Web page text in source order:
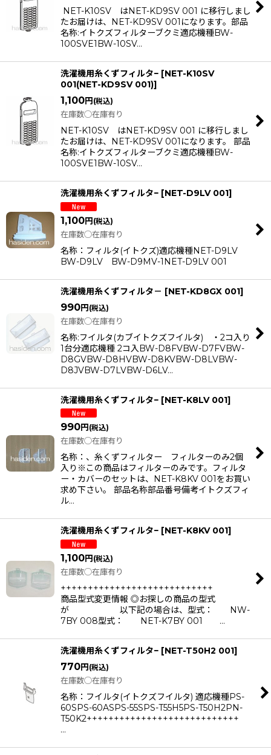
NET-K10SV はNET-KD9SV 001 に移行しまし
たお届けは、NET-KD9SV 001になります。部品
名称:イトクズフィルターブクミ適応機種BW-
100SVE1BW-10SV…
洗濯機用糸くずフィルタ− [NET-K10SV
001(NET-KD9SV 001)]
1,100円 (税込)
在庫数◯在庫有り
NET-K10SV はNET-KD9SV 001 に移行しまし
たお届けは、NET-KD9SV 001になります。 部品
名称:イトクズフィルターブクミ適応機種BW-
100SVE1BW-10SV…
洗濯機用糸くずフィルタ− [NET-D9LV 001]
1,100円(税込)
在庫数◯在庫有り
名称：フィルタ(イトクズ)適応機種NET-D9LV
BW-D9LV BW-D9MV-1NET-D9LV 001
洗濯機用糸くずフィルタ－ [NET-KD8GX 001]
990円(税込)
在庫数◯在庫有り
名称:フイルタ(カブイトクズフイルタ) ・2コ入り
1台分適応機種 2コ入BW-D8FVBW-D7FVBW-
D8GVBW-D8HVBW-D8KVBW-D8LVBW-
D8JVBW-D7LVBW-D6LV…
洗濯機用糸くずフィルタ− [NET-K8LV 001]
990円 (税込)
在庫数◯在庫有り
名称：、糸くずフィルター フィルターのみ2個
入り※この商品はフィルターのみです。フィルタ
ー・カバーのセットは、NET-K8KV 001をお買い
求め下さい。 部品名称部品番号備考イトクズフィ
ル…
洗濯機用糸くずフィルタ− [NET-K8KV 001]
1,100円 (税込)
在庫数◯在庫有り
++++++++++++++++++++++++++++
商品型式変更情報 ◎お探しの商品の型式
が 以下記の場合は、型式： NW-
7BY 008型式： NET-K7BY 001 …
洗濯機用糸くずフィルタ− [NET-T50H2 001]
770円 (税込)
在庫数◯在庫有り
名称：フイルタ(イトクズフイルタ) 適応機種PS-
60SPS-60ASPS-55SPS-T55H5PS-T50H2PN-
T50K2++++++++++++++++++++++++++++
…